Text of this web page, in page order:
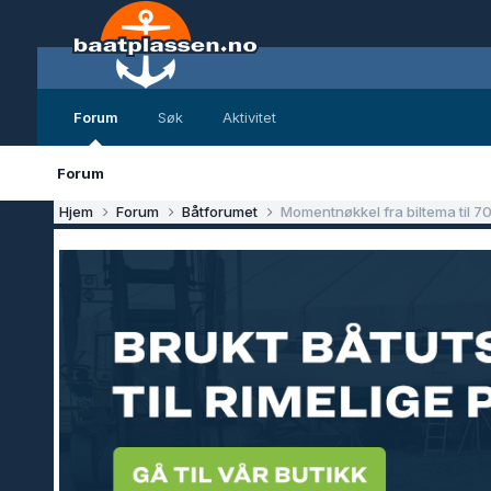
Forum
Forum
Søk Aktivitet
Hjem Forum Båtforumet Momentnøkkel fra biltema til